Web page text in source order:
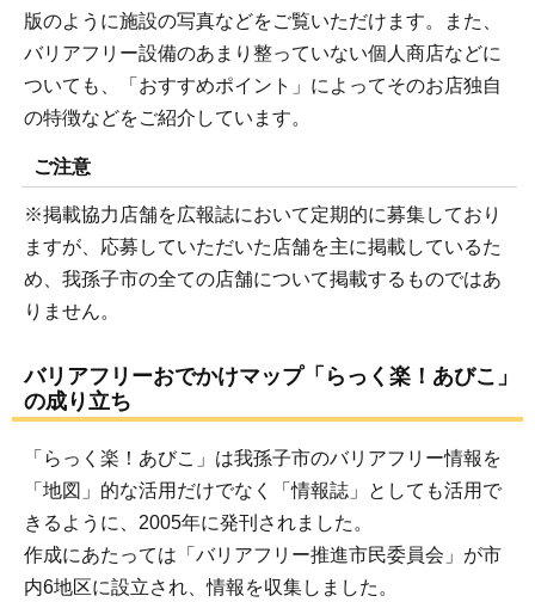
版のように施設の写真などをご覧いただけます。また、
バリアフリー設備のあまり整っていない個人商店などに
ついても、「おすすめポイント」によってそのお店独自
の特徴などをご紹介しています。
ご注意
※掲載協力店舗を広報誌において定期的に募集しており
ますが、応募していただいた店舗を主に掲載しているた
め、我孫子市の全ての店舗について掲載するものではあ
りません。
バリアフリーおでかけマップ「らっく楽！あびこ」
の成り立ち
「らっく楽！あびこ」は我孫子市のバリアフリー情報を
「地図」的な活用だけでなく「情報誌」としても活用で
きるように、2005年に発刊されました。
作成にあたっては「バリアフリー推進市民委員会」が市
内6地区に設立され、情報を収集しました。